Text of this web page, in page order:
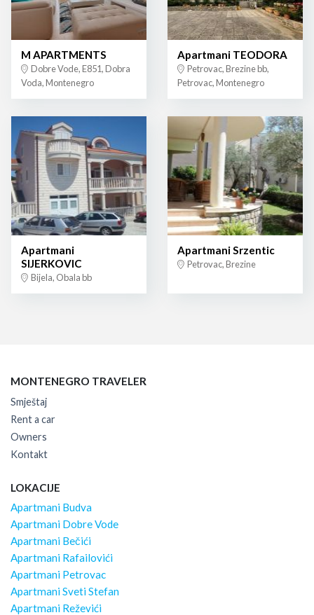
M APARTMENTS
Dobre Vode, E851, Dobra
Voda, Montenegro
Apartmani TEODORA
Petrovac, Brezine bb,
Petrovac, Montenegro
Apartmani
SIJERKOVIC
Bijela, Obala bb
Apartmani Srzentic
Petrovac, Brezine
MONTENEGRO TRAVELER
Smještaj
Rent a car
Owners
Kontakt
LOKACIJE
Apartmani Budva
Apartmani Dobre Vode
Apartmani Bečići
Apartmani Rafailovići
Apartmani Petrovac
Apartmani Sveti Stefan
Apartmani Reževići